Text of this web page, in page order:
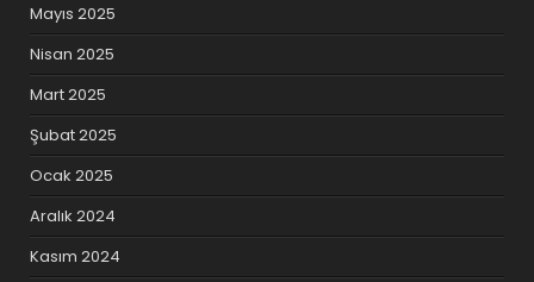
Mayıs 2025
Nisan 2025
Mart 2025
Şubat 2025
Ocak 2025
Aralık 2024
Kasım 2024